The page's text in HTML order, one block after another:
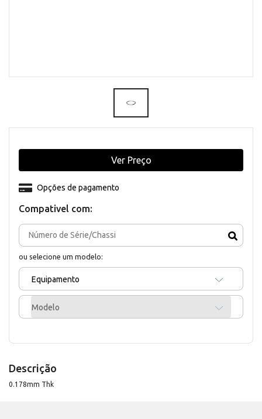
Compativel com:
ou selecione um modelo:
Equipamento
Modelo
Opções de pagamento
Ver Preço
Descrição
0.178mm Thk